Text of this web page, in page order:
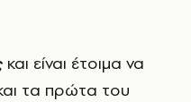
και είναι έτοιμα να
τα πρώτα του